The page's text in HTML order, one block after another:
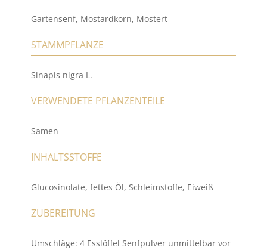
Gartensenf, Mostardkorn, Mostert
STAMMPFLANZE
Sinapis nigra L.
VERWENDETE PFLANZENTEILE
Samen
INHALTSSTOFFE
Glucosinolate, fettes Öl, Schleimstoffe, Eiweiß
ZUBEREITUNG
Umschläge: 4 Esslöffel Senfpulver unmittelbar vor